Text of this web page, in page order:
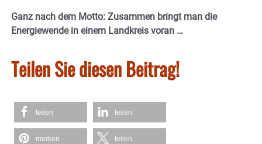
Ganz nach dem Motto: Zusammen bringt man die
Energiewende in einem Landkreis voran …
Teilen Sie diesen Beitrag!
teilen teilen
merken teilen